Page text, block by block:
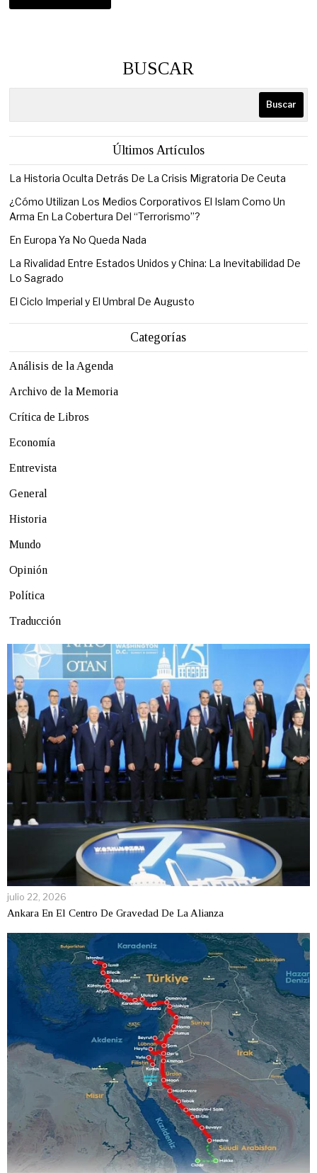
BUSCAR
Buscar
Últimos Artículos
La Historia Oculta Detrás De La Crisis Migratoria De Ceuta
¿Cómo Utilizan Los Medios Corporativos El Islam Como Un
Arma En La Cobertura Del “Terrorismo”?
En Europa Ya No Queda Nada
La Rivalidad Entre Estados Unidos y China: La Inevitabilidad De
Lo Sagrado
El Ciclo Imperial y El Umbral De Augusto
Categorías
Análisis de la Agenda
Archivo de la Memoria
Crítica de Libros
Economía
Entrevista
General
Historia
Mundo
Opinión
Política
Traducción
julio 22, 2026
Ankara En El Centro De Gravedad De La Alianza